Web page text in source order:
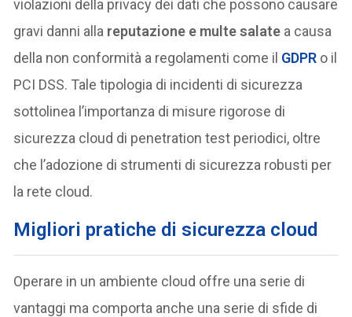
violazioni della privacy dei dati che possono causare
gravi danni alla reputazione e multe salate a causa
della non conformità a regolamenti come il GDPR o il
PCI DSS. Tale tipologia di incidenti di sicurezza
sottolinea l’importanza di misure rigorose di
sicurezza cloud di penetration test periodici, oltre
che l’adozione di strumenti di sicurezza robusti per
la rete cloud.
Migliori pratiche di sicurezza cloud
Operare in un ambiente cloud offre una serie di
vantaggi ma comporta anche una serie di sfide di